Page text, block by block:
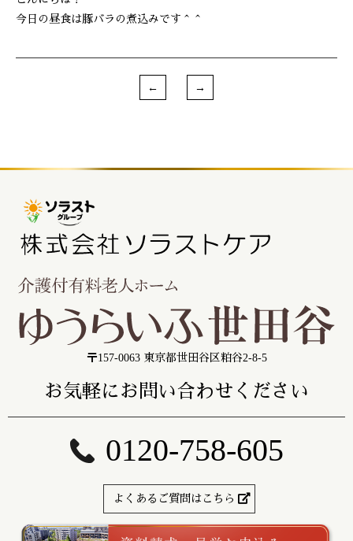
今日の昼食は豚バラの煮込みです＾＾
〒157-0063 東京都世田谷区粕谷2-8-5
お気軽にお問い合わせください
0120-758-605
よくあるご質問はこちら